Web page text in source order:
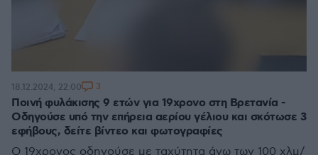
Ποινή φυλάκισης 9 ετών για 19χρονο στη Βρετανία -
Οδηγούσε υπό την επήρεια αερίου γέλιου και σκότωσε 3
εφήβους, δείτε βίντεο και φωτογραφίες
O 19χρονος οδηγούσε με ταχύτητα άνω των 100 χλμ/
18.12.2024, 22:00 3